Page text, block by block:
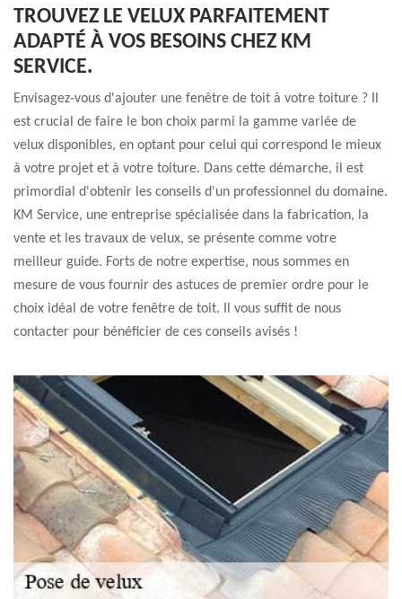
TROUVEZ LE VELUX PARFAITEMENT
ADAPTÉ À VOS BESOINS CHEZ KM
SERVICE.
Envisagez-vous d'ajouter une fenêtre de toit à votre toiture ? Il
est crucial de faire le bon choix parmi la gamme variée de
velux disponibles, en optant pour celui qui correspond le mieux
à votre projet et à votre toiture. Dans cette démarche, il est
primordial d'obtenir les conseils d'un professionnel du domaine.
KM Service, une entreprise spécialisée dans la fabrication, la
vente et les travaux de velux, se présente comme votre
meilleur guide. Forts de notre expertise, nous sommes en
mesure de vous fournir des astuces de premier ordre pour le
choix idéal de votre fenêtre de toit. Il vous suffit de nous
contacter pour bénéficier de ces conseils avisés !